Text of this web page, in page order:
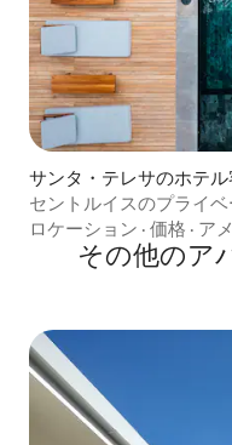
サンタ・テレサのホテル
セントルイスのプライ
ドルーム
ロケーション · 価格 · ア
その他のア